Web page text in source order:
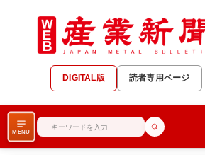
DIGITAL版 読者専用ページ
MENU